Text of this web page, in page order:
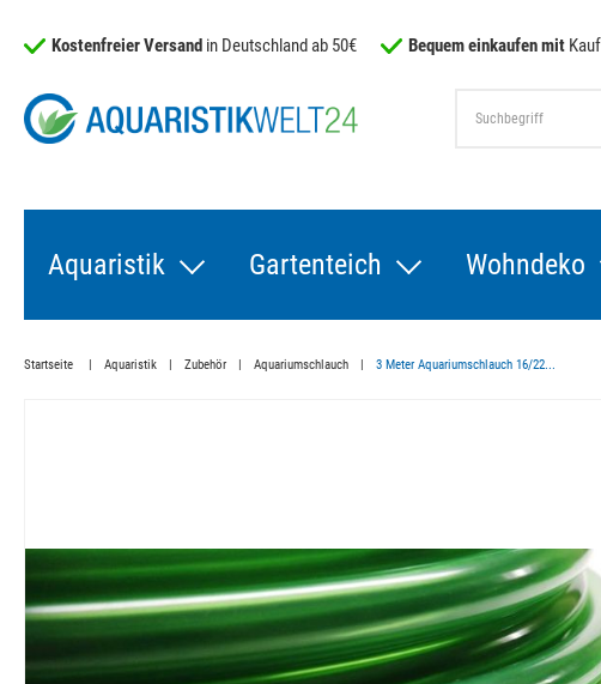
Kostenfreier Versand in Deutschland ab 50€ Bequem einkaufen mit
Aquaristik Gartenteich Wohndeko
Startseite Aquaristik Zubehör Aquariumschlauch 3 Meter Aquariumschlauch 16/22...